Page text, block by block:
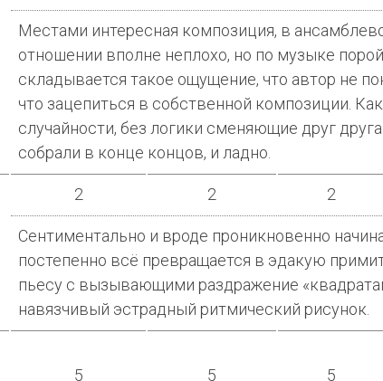
Местами интересная композиция, в
отношении вполне неплохо, но по музыке порой
складывается такое ощущение, что автор не
что зацепиться в собственной композиции.
случайности, без логики сменяющие друг
собрали в конце концов, и ладно.
2 2 2
Сентиментально и вроде проникновенно
постепенно всё превращается в эдакую
пьесу с вызывающими раздражение
навязчивый эстрадный ритмический рисунок.
5 5 5